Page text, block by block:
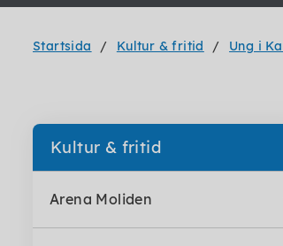
Startsida Kultur & fritid Ung i
Kultur & fritid
Arena Moliden